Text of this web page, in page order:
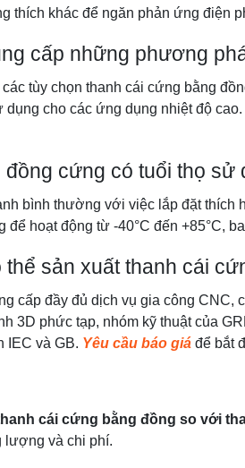
thích khác để ngăn phản ứng điện
cấp những phương
tùy chọn thanh cái cứng bằng
cho các ứng dụng nhiệt độ
cứng có tuổi thọ sử
bình thường với việc lắp đặt thích
để hoạt động từ -40°C đến +85°C,
thể sản xuất thanh cái
cấp đầy đủ dịch vụ gia công CNC,
3D phức tạp, nhóm kỹ thuật của
IEC và GB. Yêu cầu báo giá để bắt
cái cứng bằng đồng so với
lượng và chi phí.